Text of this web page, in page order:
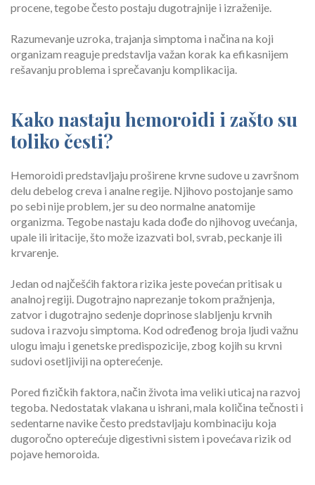
procene, tegobe često postaju dugotrajnije i izraženije.
Razumevanje uzroka, trajanja simptoma i načina na koji
organizam reaguje predstavlja važan korak ka efikasnijem
rešavanju problema i sprečavanju komplikacija.
Kako nastaju hemoroidi i zašto su
toliko česti?
Hemoroidi predstavljaju proširene krvne sudove u završnom
delu debelog creva i analne regije. Njihovo postojanje samo
po sebi nije problem, jer su deo normalne anatomije
organizma. Tegobe nastaju kada dođe do njihovog uvećanja,
upale ili iritacije, što može izazvati bol, svrab, peckanje ili
krvarenje.
Jedan od najčešćih faktora rizika jeste povećan pritisak u
analnoj regiji. Dugotrajno naprezanje tokom pražnjenja,
zatvor i dugotrajno sedenje doprinose slabljenju krvnih
sudova i razvoju simptoma. Kod određenog broja ljudi važnu
ulogu imaju i genetske predispozicije, zbog kojih su krvni
sudovi osetljiviji na opterećenje.
Pored fizičkih faktora, način života ima veliki uticaj na razvoj
tegoba. Nedostatak vlakana u ishrani, mala količina tečnosti i
sedentarne navike često predstavljaju kombinaciju koja
dugoročno opterećuje digestivni sistem i povećava rizik od
pojave hemoroida.